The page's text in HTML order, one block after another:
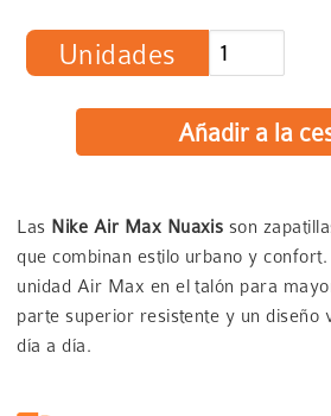
Unidades
Las Nike Air Max Nuaxis son
que combinan estilo urbano y
unidad Air Max en el talón para
parte superior resistente y un diseño
día a día.